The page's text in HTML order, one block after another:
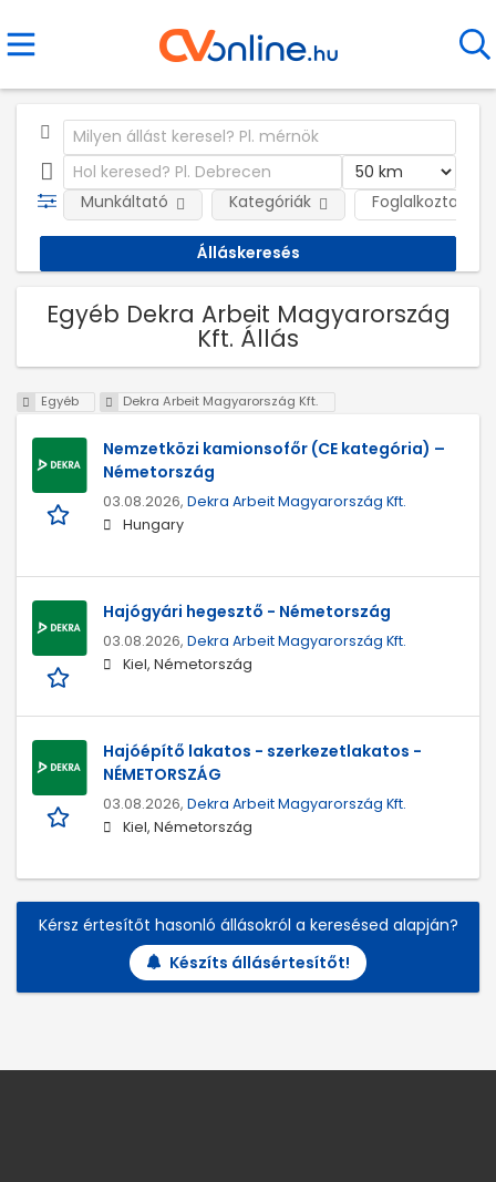
Foglalkoztatás
Munkáltató Kategóriák
Egyéb Dekra Arbeit Magyarország
Kft. Állás
Egyéb Dekra Arbeit Magyarország Kft.
Nemzetközi kamionsofőr (CE kategória) –
Németország
03.08.2026, Dekra Arbeit Magyarország Kft.
Hungary
Hajógyári hegesztő - Németország
03.08.2026, Dekra Arbeit Magyarország Kft.
Kiel, Németország
Hajóépítő lakatos - szerkezetlakatos -
NÉMETORSZÁG
03.08.2026, Dekra Arbeit Magyarország Kft.
Kiel, Németország
Kérsz értesítőt hasonló állásokról a keresésed alapján?
Készíts állásértesítőt!